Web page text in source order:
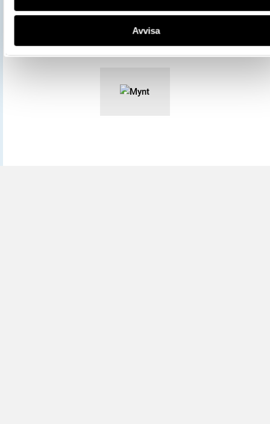
Avvisa
All textinformation (metadata) på denna sida är fri att använda
Mer information om licenser hos Statens historiska museer.